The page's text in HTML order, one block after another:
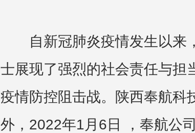
自新冠肺炎疫情发生以来
士展现了强烈的社会责任与担
疫情防控阻击战。陕西奉航科
外，2022年1月6日 ，奉航公